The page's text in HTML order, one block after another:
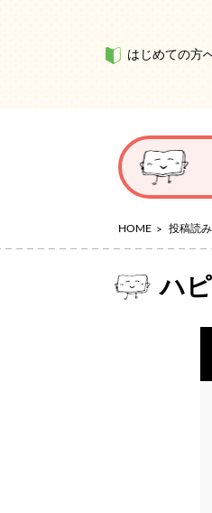
はじめての方
HOME 投稿読
ハ